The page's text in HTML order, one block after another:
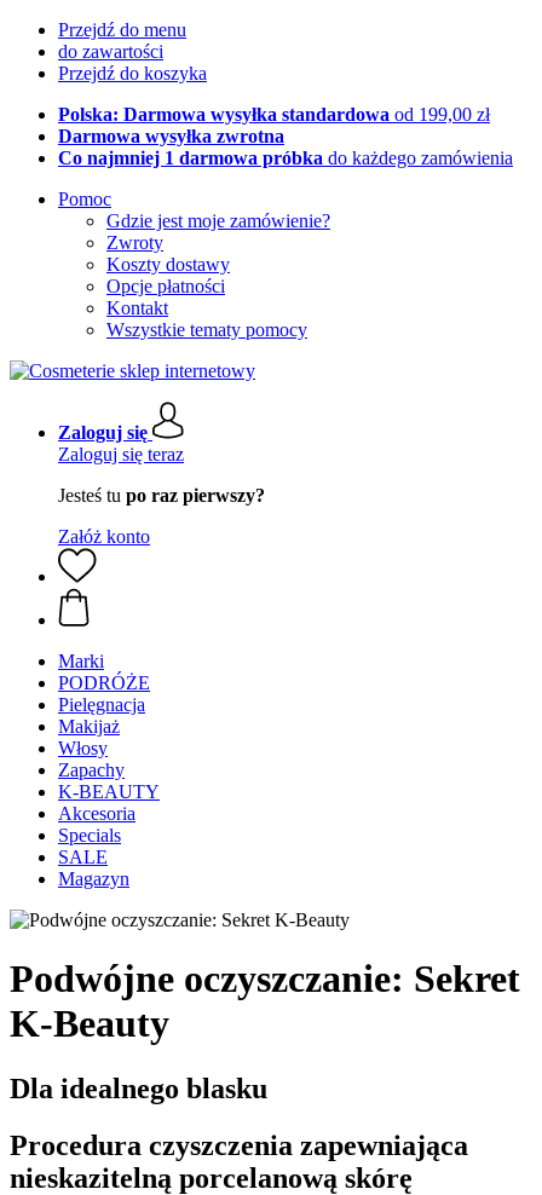
Przejdź do menu
do zawartości
Przejdź do koszyka
Polska: Darmowa wysyłka standardowa od 199,00 zł
Darmowa wysyłka zwrotna
Co najmniej 1 darmowa próbka do każdego zamówienia
Pomoc
Gdzie jest moje zamówienie?
Zwroty
Koszty dostawy
Opcje płatności
Kontakt
Wszystkie tematy pomocy
Zaloguj się
Zaloguj się teraz
Jesteś tu po raz pierwszy?
Załóż konto
Marki
PODRÓŻE
Pielęgnacja
Makijaż
Włosy
Zapachy
K-BEAUTY
Akcesoria
Specials
SALE
Magazyn
Podwójne oczyszczanie: Sekret
K-Beauty
Dla idealnego blasku
Procedura czyszczenia zapewniająca
nieskazitelną porcelanową skórę